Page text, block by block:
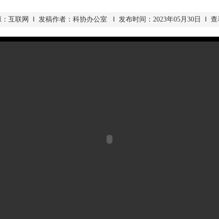
：互联网 ‖ 发稿作者：科协办公室 ‖ 发布时间：2023年05月30日 ‖ 查